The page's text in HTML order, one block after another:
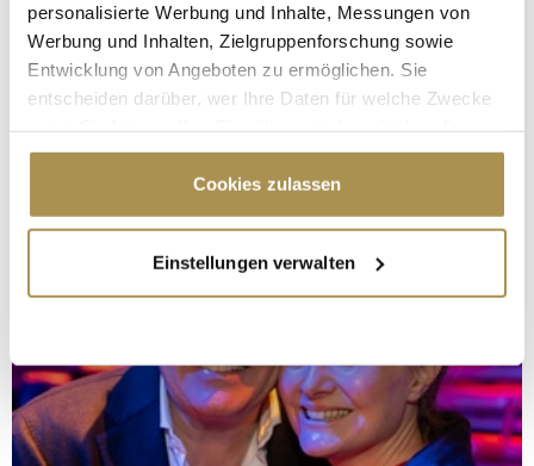
personalisierte Werbung und Inhalte, Messungen von
Werbung und Inhalten, Zielgruppenforschung sowie
Entwicklung von Angeboten zu ermöglichen. Sie
entscheiden darüber, wer Ihre Daten für welche Zwecke
Cookie-Erklärung oder durch Klicken auf das Privacy
Trigger Symbol ändern oder widerrufen
Informationen über Ihre geografische Lage
erfassen, welche bis auf einige Meter genau sein
bestimmten Merkmalen (Fingerprinting) identifizieren
Erfahren Sie mehr darüber, wie Ihre persönlichen Daten
verarbeitet werden, und legen Sie Ihre Präferenzen im
Cookies zulassen
Einstellungen verwalten